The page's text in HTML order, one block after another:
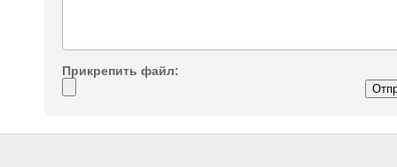
Прикрепить файл: